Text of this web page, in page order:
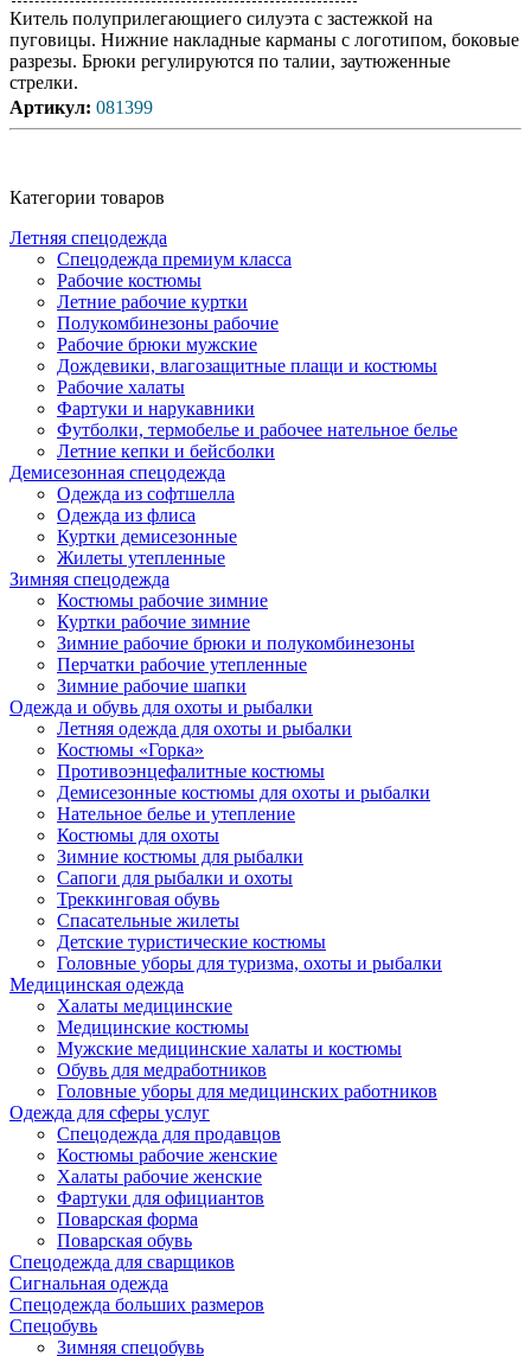
Китель полуприлегающиего силуэта с застежкой на
пуговицы. Нижние накладные карманы с логотипом, боковые
разрезы. Брюки регулируются по талии, заутюженные
стрелки.
Артикул: 081399
Категории товаров
Летняя спецодежда
Спецодежда премиум класса
Рабочие костюмы
Летние рабочие куртки
Полукомбинезоны рабочие
Рабочие брюки мужские
Дождевики, влагозащитные плащи и костюмы
Рабочие халаты
Фартуки и нарукавники
Футболки, термобелье и рабочее нательное белье
Летние кепки и бейсболки
Демисезонная спецодежда
Одежда из софтшелла
Одежда из флиса
Куртки демисезонные
Жилеты утепленные
Зимняя спецодежда
Костюмы рабочие зимние
Куртки рабочие зимние
Зимние рабочие брюки и полукомбинезоны
Перчатки рабочие утепленные
Зимние рабочие шапки
Одежда и обувь для охоты и рыбалки
Летняя одежда для охоты и рыбалки
Костюмы «Горка»
Противоэнцефалитные костюмы
Демисезонные костюмы для охоты и рыбалки
Нательное белье и утепление
Костюмы для охоты
Зимние костюмы для рыбалки
Сапоги для рыбалки и охоты
Треккинговая обувь
Спасательные жилеты
Детские туристические костюмы
Головные уборы для туризма, охоты и рыбалки
Медицинская одежда
Халаты медицинские
Медицинские костюмы
Мужские медицинские халаты и костюмы
Обувь для медработников
Головные уборы для медицинских работников
Одежда для сферы услуг
Спецодежда для продавцов
Костюмы рабочие женские
Халаты рабочие женские
Фартуки для официантов
Поварская форма
Поварская обувь
Спецодежда для сварщиков
Сигнальная одежда
Спецодежда больших размеров
Спецобувь
Зимняя спецобувь